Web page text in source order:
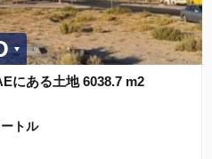
にある土地 6038.7 m2
トル